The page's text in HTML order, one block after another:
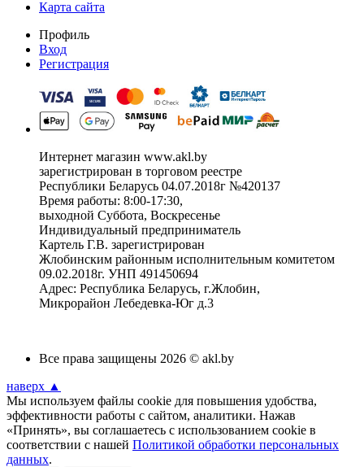
Карта сайта
Профиль
Вход
Регистрация
Интернет магазин www.akl.by
зарегистрирован в торговом реестре
Республики Беларусь 04.07.2018г №420137
Время работы: 8:00-17:30,
выходной Суббота, Воскресенье
Индивидуальный предприниматель
Картель Г.В. зарегистрирован
Жлобинским районным исполнительным комитетом
09.02.2018г. УНП 491450694
Адрес: Республика Беларусь, г.Жлобин,
Микрорайон Лебедевка-Юг д.3
Все права защищены 2026 © akl.by
наверх ▲
Мы используем файлы cookie для повышения удобства,
эффективности работы с сайтом, аналитики. Нажав
«Принять», вы соглашаетесь с использованием cookie в
соответствии с нашей Политикой обработки персональных
данных.